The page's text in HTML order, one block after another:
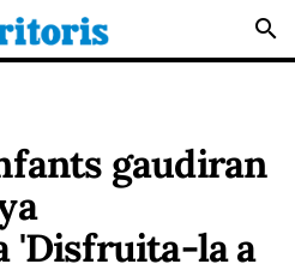
search
gaudiran
'Disfruita-la a